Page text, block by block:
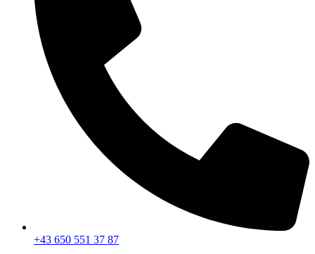
+43 650 551 37 87